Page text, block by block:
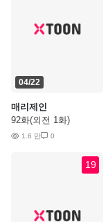
04/22
매리제인
92화(외전 1화)
1.6 만 0
19